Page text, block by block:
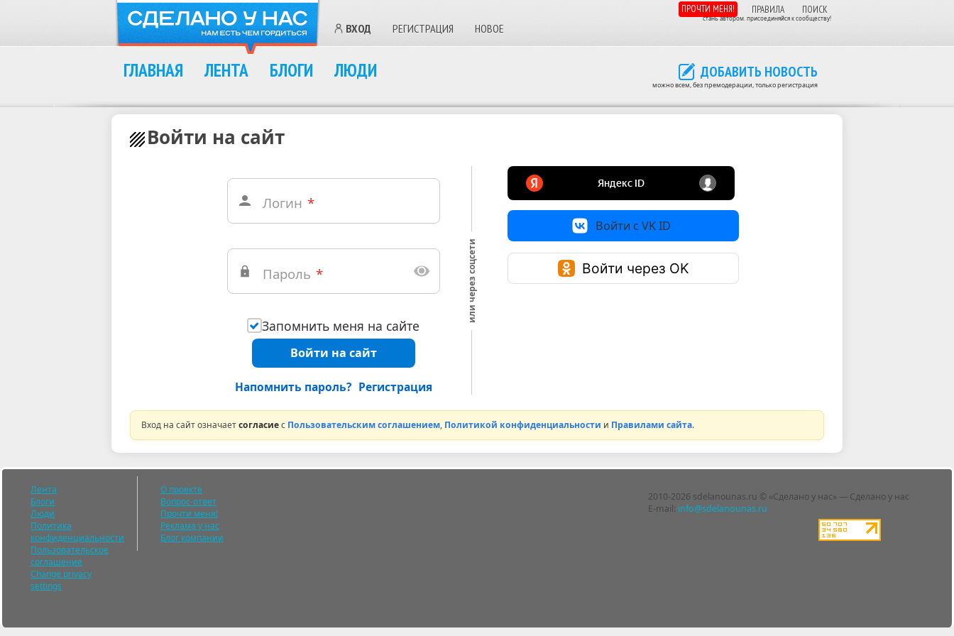
ВХОД РЕГИСТРАЦИЯ НОВОЕ
ПРОЧТИ МЕНЯ! ПРАВИЛА ПОИСК
стань автором. присоединяйся к сообществу!
ДОБАВИТЬ НОВОСТЬ
можно всем, без премодерации, только регистрация
ГЛАВНАЯ ЛЕНТА БЛОГИ ЛЮДИ
Войти на сайт
Логин *
Пароль *
Запомнить меня на сайте
Войти на сайт
Напомнить пароль? Регистрация
или через соцсети
Войти с VK ID
Войти через OK
Вход на сайт означаетсогласиес Пользовательским соглашением, Политикой конфиденциальности и Правилами сайта.
2010-2026 sdelanounas.ru © «Сделано у нас» — Сделано у нас
E-mail: info@sdelanounas.ru
Лента
Блоги
Люди
Политика
конфиденциальности
Пользовательское
соглашение
Change privacy
settings
О проекте
Вопрос-ответ
Прочти меня!
Реклама у нас
Блог компании